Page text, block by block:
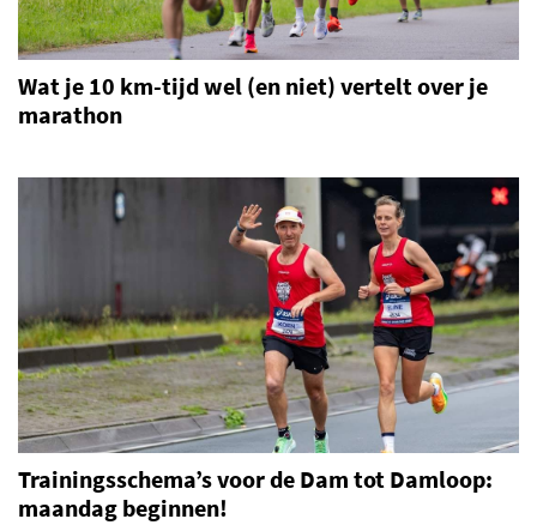
Wat je 10 km-tijd wel (en niet) vertelt over je
marathon
Trainingsschema’s voor de Dam tot Damloop:
maandag beginnen!